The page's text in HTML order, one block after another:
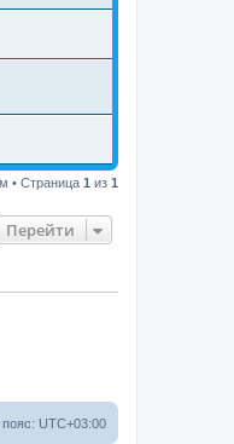
• Страница 1 из 1
Перейти
UTC+03:00